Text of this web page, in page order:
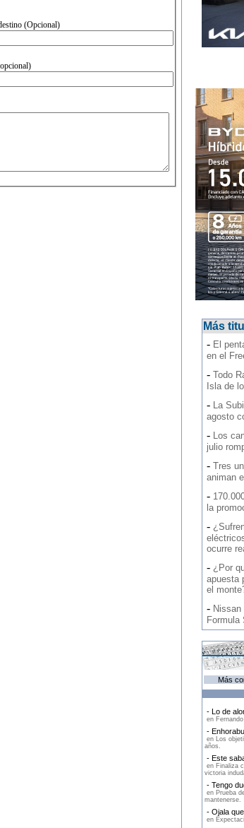
(Opcional)
nombre (opcional)
Más
- El
en el
- Todo
Isla de
- La
agosto
- Los
julio
- Tres
animan
-
la
-
ocurre
- ¿Por
apuesta
el
-
Formula
Más
- Lo de
en
-
en Los
años.
- Este
en Finaliza
victoria
- Tengo
en Prueba
mantenerse.
- Ojala
en